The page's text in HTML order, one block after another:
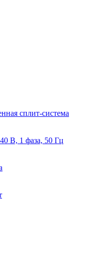
сплит-система
В, 1 фаза, 50 Гц